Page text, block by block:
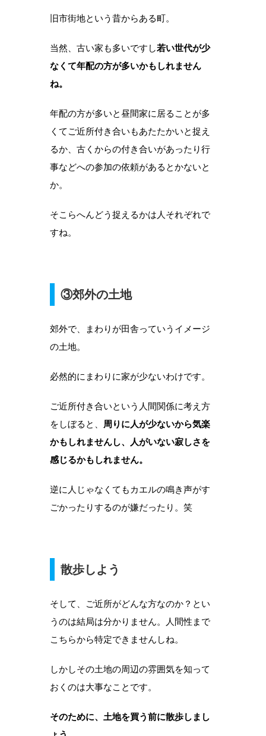
旧市街地という昔からある町。
当然、古い家も多いですし若い世代が少
なくて年配の方が多いかもしれません
ね。
年配の方が多いと昼間家に居ることが多
くてご近所付き合いもあたたかいと捉え
るか、古くからの付き合いがあったり行
事などへの参加の依頼があるとかないと
か。
そこらへんどう捉えるかは人それぞれで
すね。
③郊外の土地
郊外で、まわりが田舎っていうイメージ
の土地。
必然的にまわりに家が少ないわけです。
ご近所付き合いという人間関係に考え方
をしぼると、 周りに人が少ないから気楽
かもしれませんし、人がいない寂しさを
感じるかもしれません。
逆に人じゃなくてもカエルの鳴き声がす
ごかったりするのが嫌だったり。笑
散歩しよう
そして、ご近所がどんな方なのか？とい
うのは結局は分かりません。人間性まで
こちらから特定できませんしね。
しかしその土地の周辺の雰囲気を知って
おくのは大事なことです。
そのために、土地を買う前に散歩しまし